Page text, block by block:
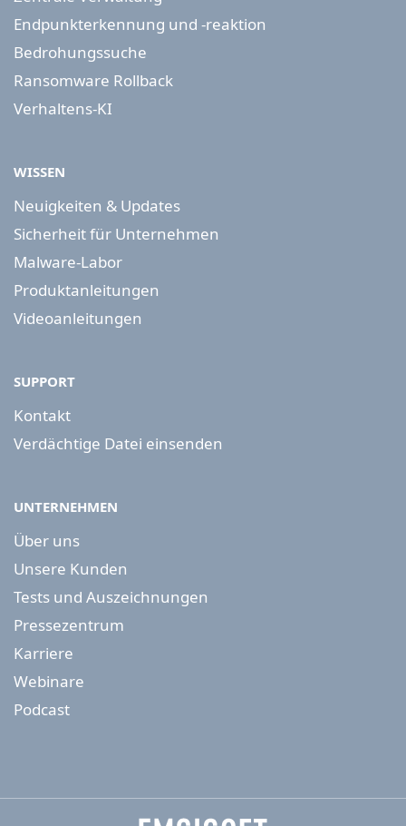
Endpunkterkennung und -reaktion
Bedrohungssuche
Ransomware Rollback
Verhaltens-KI
WISSEN
Neuigkeiten & Updates
Sicherheit für Unternehmen
Malware-Labor
Produktanleitungen
Videoanleitungen
SUPPORT
Kontakt
Verdächtige Datei einsenden
UNTERNEHMEN
Über uns
Unsere Kunden
Tests und Auszeichnungen
Pressezentrum
Karriere
Webinare
Podcast